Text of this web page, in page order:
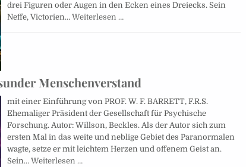
drei Figuren oder Augen in den Ecken eines Dreiecks. Sein
Neffe, Victorien…Weiterlesen …
Menschenverstand
mit einer Einführung von PROF. W. F. BARRETT, F.R.S.
Ehemaliger Präsident der Gesellschaft für Psychische
Forschung. Autor: Willson, Beckles. Als der Autor sich zum
ersten Mal in das weite und neblige Gebiet des Paranormalen
wagte, setze er mit leichtem Herzen und offenem Geist an.
Sein…Weiterlesen …